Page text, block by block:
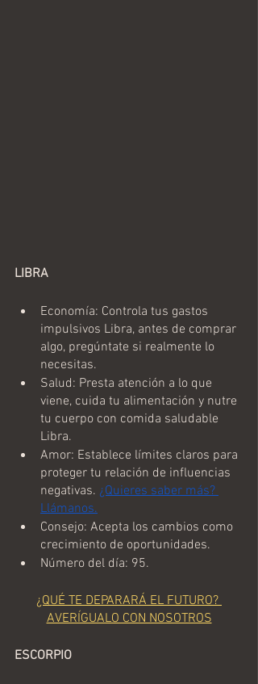
LIBRA
Economía: Controla tus gastos
impulsivos Libra, antes de comprar
algo, pregúntate si realmente lo
necesitas.
Salud: Presta atención a lo que
viene, cuida tu alimentación y nutre
tu cuerpo con comida saludable
Libra.
Amor: Establece límites claros para
proteger tu relación de influencias
negativas. ¿Quieres saber más?
Llámanos.
Consejo: Acepta los cambios como
crecimiento de oportunidades.
Número del día: 95.
¿QUÉ TE DEPARARÁ EL FUTURO?
AVERÍGUALO CON NOSOTROS
ESCORPIO